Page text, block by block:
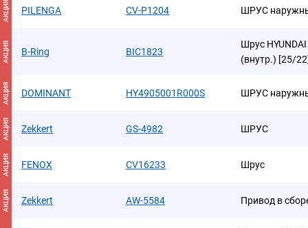
АКЦИЯ PILENGA CV-P1204 ШРУС
АКЦИЯ B-Ring BIC1823
Шрус
(внутр.) [25/
АКЦИЯ DOMINANT HY4905001R000S ШРУС
АКЦИЯ Zekkert GS-4982 ШРУС
АКЦИЯ FENOX CV16233 Шрус
АКЦИЯ Zekkert AW-5584 Привод в